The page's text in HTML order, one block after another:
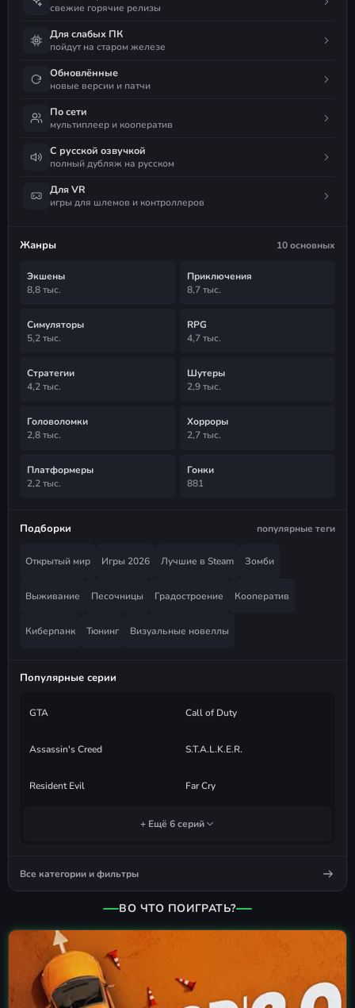
свежие горячие релизы
Для слабых ПК
пойдут на старом железе
Обновлённые
новые версии и патчи
По сети
мультиплеер и кооператив
С русской озвучкой
полный дубляж на русском
Для VR
игры для шлемов и контроллеров
Жанры 10 основных
Экшены
8,8 тыс.
Приключения
8,7 тыс.
Симуляторы
5,2 тыс.
RPG
4,7 тыс.
Стратегии
4,2 тыс.
Шутеры
2,9 тыс.
Головоломки
2,8 тыс.
Хорроры
2,7 тыс.
Платформеры
2,2 тыс.
Гонки
881
Подборки популярные теги
Открытый мир Игры 2026 Лучшие в Steam Зомби
Выживание Песочницы Градостроение Кооператив
Киберпанк Тюнинг Визуальные новеллы
Популярные серии
GTA Call of Duty
Assassin's Creed S.T.A.L.K.E.R.
Resident Evil Far Cry
+ Ещё 6 серий
Все категории и фильтры
ВО ЧТО ПОИГРАТЬ?